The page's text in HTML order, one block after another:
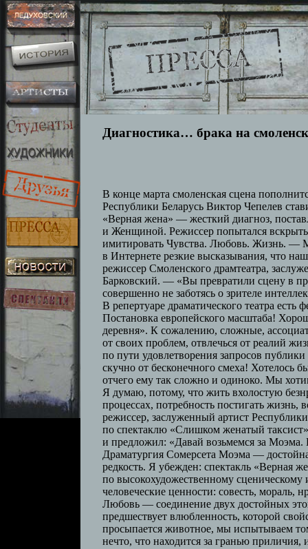
Диагностика… брака на
В конце марта смоленская сцена
Республики Беларусь Виктор Чепелев
«Верная жена» — жесткий диагноз,
и Женщиной. Режиссер попытался вскрыть
имитировать Чувства. Любовь. Жизнь. —
в Интернете резкие высказывания, что
режиссер Смоленского драмтеатра,
Барковский. — «Вы превратили сцену в
совершенно не заботясь о зрителе
В репертуаре драматического театра
Постановка европейского масштаба!
деревня». К сожалению, сложные,
от своих проблем, отвлечься от реалий
по пути удовлетворения запросов
скучно от бесконечного смеха! Хотелось
отчего ему так сложно и одиноко. Мы
Я думаю, потому, что жить вхолостую
процессах, потребность постигать жизнь,
режиссер, заслуженный артист
по спектаклю «Слишком женатый
и предложил: «Давай возьмемся за
Драматургия Сомерсета Моэма —
редкость. Я убежден: спектакль «Верная
по высокохудожественному
человеческие ценности: совесть, мораль,
Любовь — соединение двух достойных
предшествует влюбленность, которой
просыпается животное, мы испытываем
нечто, что находится за гранью